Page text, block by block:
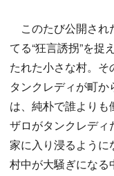
このたび公開され
てる“狂言誘拐”を捉
たれた小さな村。
タンクレディが町
は、純朴で誰より
ザロがタンクレデ
家に入り浸るように
村中が大騒ぎになる